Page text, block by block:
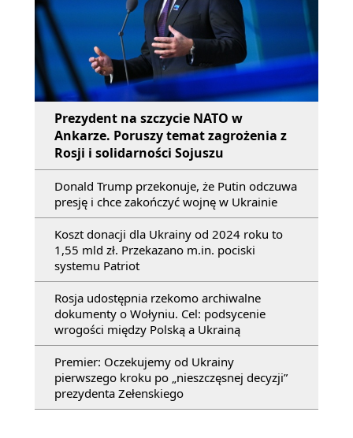
Prezydent na szczycie NATO w
Ankarze. Poruszy temat zagrożenia z
Rosji i solidarności Sojuszu
Donald Trump przekonuje, że Putin odczuwa
presję i chce zakończyć wojnę w Ukrainie
Koszt donacji dla Ukrainy od 2024 roku to
1,55 mld zł. Przekazano m.in. pociski
systemu Patriot
Rosja udostępnia rzekomo archiwalne
dokumenty o Wołyniu. Cel: podsycenie
wrogości między Polską a Ukrainą
Premier: Oczekujemy od Ukrainy
pierwszego kroku po „nieszczęsnej decyzji”
prezydenta Zełenskiego